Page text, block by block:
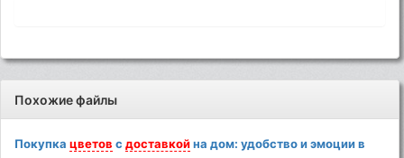
Похожие файлы
Покупкацветов сдоставкойна дом: удобство и эмоции в